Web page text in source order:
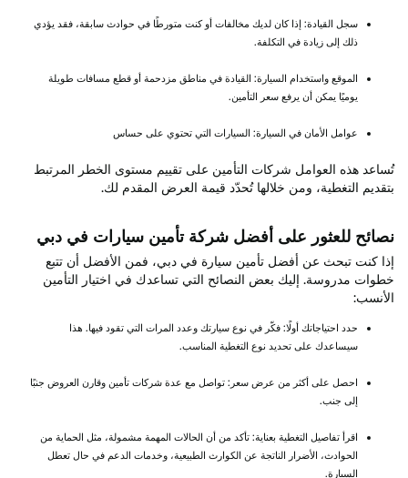
سجل القيادة: إذا كان لديك مخالفات أو كنت متورطًا في حوادث سابقة، فقد يؤدي
ذلك إلى زيادة في التكلفة.
الموقع واستخدام السيارة: القيادة في مناطق مزدحمة أو قطع مسافات طويلة
يوميًا يمكن أن يرفع سعر التأمين.
عوامل الأمان في السيارة: السيارات التي تحتوي على حساس
تُساعد هذه العوامل شركات التأمين على تقييم مستوى الخطر المرتبط
بتقديم التغطية، ومن خلالها تُحدّد قيمة العرض المقدم لك.
نصائح للعثور على أفضل شركة تأمين سيارات في دبي
إذا كنت تبحث عن أفضل تأمين سيارة في دبي، فمن الأفضل أن تتبع
خطوات مدروسة. إليك بعض النصائح التي تساعدك في اختيار التأمين
الأنسب:
حدد احتياجاتك أولًا: فكّر في نوع سيارتك وعدد المرات التي تقود فيها. هذا
سيساعدك على تحديد نوع التغطية المناسب.
احصل على أكثر من عرض سعر: تواصل مع عدة شركات تأمين وقارن العروض جنبًا
إلى جنب.
اقرأ تفاصيل التغطية بعناية: تأكد من أن الحالات المهمة مشمولة، مثل الحماية من
الحوادث، الأضرار الناتجة عن الكوارث الطبيعية، وخدمات الدعم في حال تعطل
السيارة.